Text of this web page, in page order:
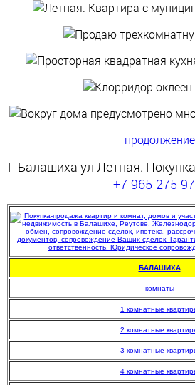
продолжение
Г Балашиха ул Летная.
-+7-965-275-
БАЛАШИХА
комнаты
1 комнатные
2 комнатные
3 комнатные
4 комнатные